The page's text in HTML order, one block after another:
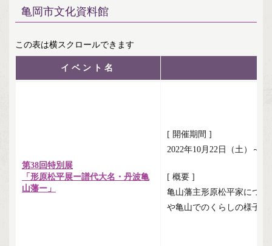
亀岡市文化資料館
イベント名
第38回特別展
「形原松平展ー譜代大名・丹波亀
山藩ー」
[ 開催期間 ]
2022年10月22日（土）～
[ 概要 ]
亀山藩主形原松平家につ
や亀山でのくらしの様子を